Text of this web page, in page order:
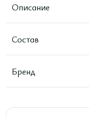
Описание
Состав
Бренд